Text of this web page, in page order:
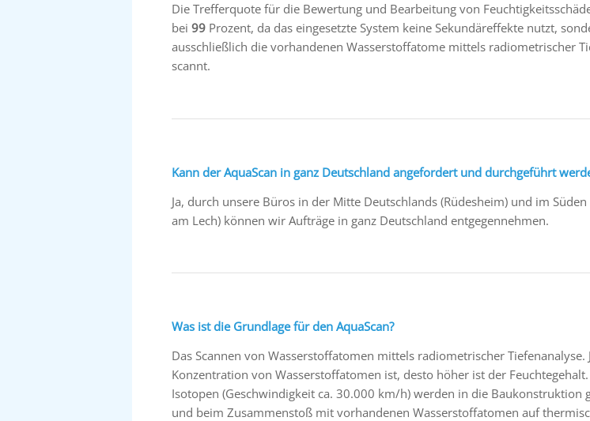
Die Trefferquote für die Bewertung und Bearbeitung von
bei 99 Prozent, da das eingesetzte System keine Sekundäreffekte nutzt,
ausschließlich die vorhandenen Wasserstoffatome mittels radiometrischer
scannt.
Kann der AquaScan in ganz Deutschland angefordert und durchgeführt
Ja, durch unsere Büros in der Mitte Deutschlands (Rüdesheim) und im Süden
am Lech) können wir Aufträge in ganz Deutschland entgegennehmen.
Was ist die Grundlage für den AquaScan?
Das Scannen von Wasserstoffatomen mittels radiometrischer Tiefenanalyse.
Konzentration von Wasserstoffatomen ist, desto höher ist der
Isotopen (Geschwindigkeit ca. 30.000 km/h) werden in die Baukonstruktion
und beim Zusammenstoß mit vorhandenen Wasserstoffatomen auf